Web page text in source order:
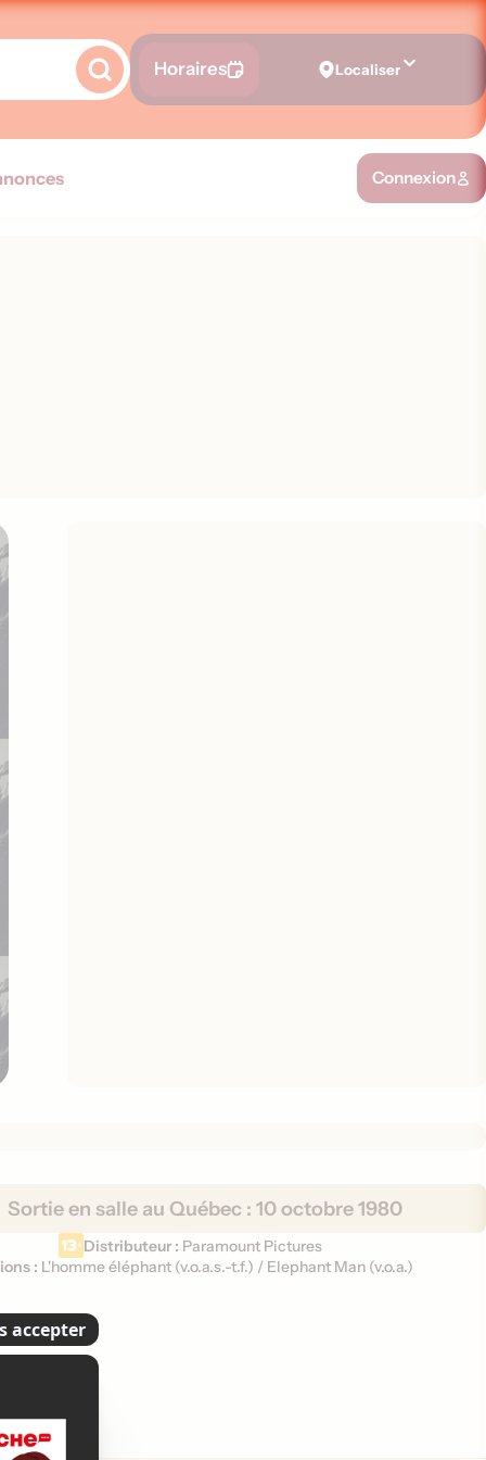
Horaires Localiser
Connexion
Sortie en salle au Québec :10 octobre 1980
Distributeur : Paramount Pictures
: L'homme éléphant (v.o.a.s.-t.f.) / Elephant Man (v.o.a.)